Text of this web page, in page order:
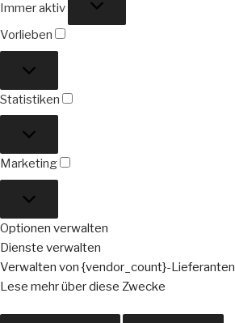
Immer aktiv
Vorlieben
Statistiken
Marketing
Optionen verwalten
Dienste verwalten
Verwalten von {vendor_count}-Lieferanten
Lese mehr über diese Zwecke